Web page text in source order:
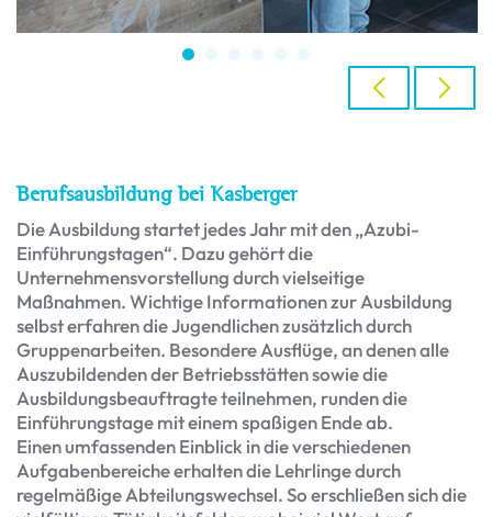
Berufsausbildung bei Kasberger
Die Ausbildung startet jedes Jahr mit den „Azubi-
Einführungstagen“. Dazu gehört die
Unternehmensvorstellung durch vielseitige
Maßnahmen. Wichtige Informationen zur Ausbildung
selbst erfahren die Jugendlichen zusätzlich durch
Gruppenarbeiten. Besondere Ausflüge, an denen alle
Auszubildenden der Betriebsstätten sowie die
Ausbildungsbeauftragte teilnehmen, runden die
Einführungstage mit einem spaßigen Ende ab.
Einen umfassenden Einblick in die verschiedenen
Aufgabenbereiche erhalten die Lehrlinge durch
regelmäßige Abteilungswechsel. So erschließen sich die